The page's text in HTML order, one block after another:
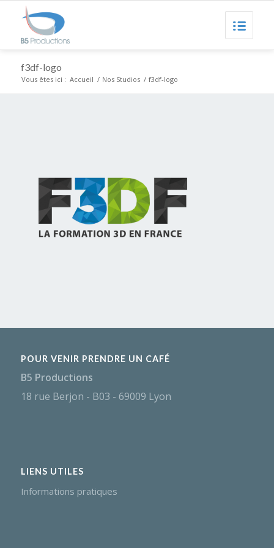
f3df-logo
Vous êtes ici : Accueil / Nos Studios / f3df-logo
POUR VENIR PRENDRE UN CAFÉ
B5 Productions
18 rue Berjon - B03 - 69009 Lyon
LIENS UTILES
Informations pratiques